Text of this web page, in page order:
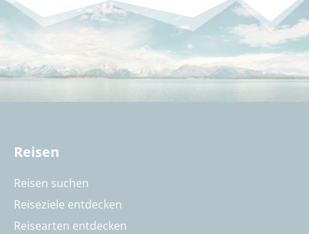
Reisen
Reisen suchen
Reiseziele entdecken
Reisearten entdecken